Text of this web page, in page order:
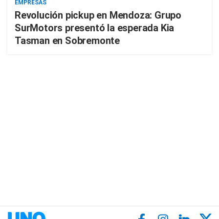
EMPRESAS
Revolución pickup en Mendoza: Grupo
SurMotors presentó la esperada Kia
Tasman en Sobremonte